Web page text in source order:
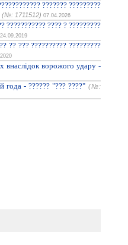
??????? ?????????
(№: 1711512) 07.04.2026
??????????? ???? ? ?????????
24.09.2019
?? ??? ?????????? ?????????
ворожого удару -
- ?????? "??? ????" (№: